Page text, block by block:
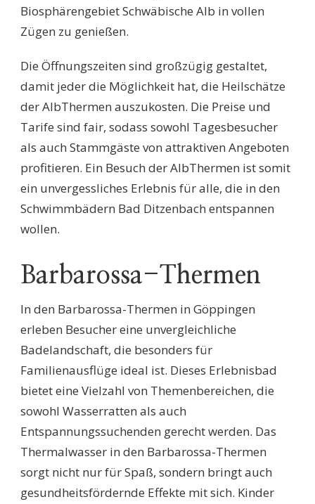
Biosphärengebiet Schwäbische Alb in vollen
Zügen zu genießen.
Die Öffnungszeiten sind großzügig gestaltet,
damit jeder die Möglichkeit hat, die Heilschätze
der AlbThermen auszukosten. Die Preise und
Tarife sind fair, sodass sowohl Tagesbesucher
als auch Stammgäste von attraktiven Angeboten
profitieren. Ein Besuch der AlbThermen ist somit
ein unvergessliches Erlebnis für alle, die in den
Schwimmbädern Bad Ditzenbach entspannen
wollen.
Barbarossa-Thermen
In den Barbarossa-Thermen in Göppingen
erleben Besucher eine unvergleichliche
Badelandschaft, die besonders für
Familienausflüge ideal ist. Dieses Erlebnisbad
bietet eine Vielzahl von Themenbereichen, die
sowohl Wasserratten als auch
Entspannungssuchenden gerecht werden. Das
Thermalwasser in den Barbarossa-Thermen
sorgt nicht nur für Spaß, sondern bringt auch
gesundheitsfördernde Effekte mit sich. Kinder